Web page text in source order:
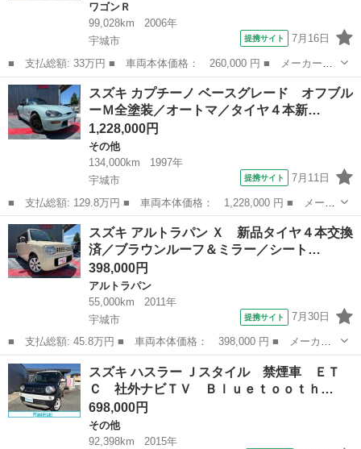
ワゴンＲ
99,028km
2006年
宇城市
提携サイト 7月16日
■ 支払総額: 33万円 ■ 車両本体価格： 260,000 円 ■ メーカー
名： スズキ ■ 車種名： ワゴンＲ ■ グレード名： ＦＸ－Ｓリ
ミテッド コラムオートマ 純正エアロ 純正アルミホイール 電動
格納ミラー キー...
熊本 宇城市 ワゴンＲ
スズキ カプチーノ ベースグレード オフブル
ーＭ全塗装／オートマ／タイヤ４本新…
1,228,000円
その他
134,000km
1997年
宇城市
提携サイト 7月11日
■ 支払総額: 129.8万円 ■ 車両本体価格： 1,228,000 円 ■ メーカ
ー名： スズキ ■ 車種名： カプチーノ ■ グレード名： ベース
グレード オフブルーＭ全塗装／オートマ／タイヤ４本新品交換済／
ターボ／...
熊本 宇城市 その他
スズキ アルトラパン Ｘ 新品タイヤ４本交換
済／ブラウンルーフ＆ミラー／シート…
398,000円
アルトラパン
55,000km
2011年
宇城市
提携サイト 7月30日
■ 支払総額: 45.8万円 ■ 車両本体価格： 398,000 円 ■ メーカー
名： スズキ ■ 車種名： アルトラパン ■ グレード名： Ｘ 新
品タイヤ４本交換済／ブラウンルーフ＆ミラー／シートカバー／プッ
シュスタート...
熊本 宇城市 アルトラパン
スズキ ハスラー Ｊスタイル 禁煙車 ＥＴ
Ｃ 社外ナビＴＶ Ｂｌｕｅｔｏｏｔｈ…
698,000円
その他
92,398km
2015年